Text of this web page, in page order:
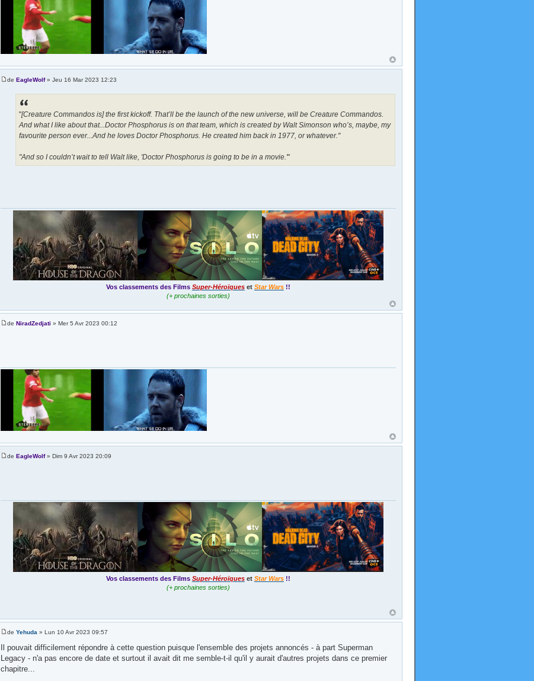
de EagleWolf» Jeu 16 Mar 2023 12:23
"[Creature Commandos is] the first kickoff. That’ll be the launch of the new universe, will be Creature Commandos.
And what I like about that...Doctor Phosphorus is on that team, which is created by Walt Simonson who’s, maybe, my
favourite person ever...And he loves Doctor Phosphorus. He created him back in 1977, or whatever."
"And so I couldn’t wait to tell Walt like, 'Doctor Phosphorus is going to be in a movie.'"
Vos classements des Films Super-Héroïques et Star Wars !!
(+ prochaines sorties)
de NiradZedjati » Mer 5 Avr 2023 00:12
de EagleWolf» Dim 9 Avr 2023 20:09
Vos classements des Films Super-Héroïques et Star Wars !!
(+ prochaines sorties)
de Yehuda» Lun 10 Avr 2023 09:57
Il pouvait difficilement répondre à cette question puisque l'ensemble des projets annoncés - à part Superman
Legacy - n'a pas encore de date et surtout il avait dit me semble-t-il qu'il y aurait d'autres projets dans ce premier
chapitre...